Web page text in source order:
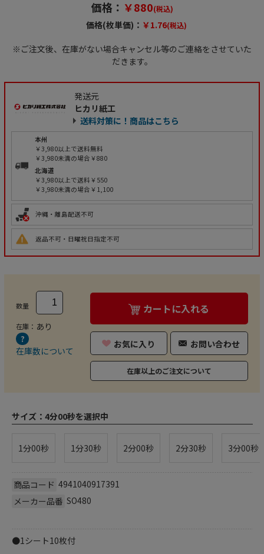
価格： ￥880(税込)
価格(枚単価)： ￥1.76(税込)
※ご注文後、在庫がない場合キャンセル等のご連絡をさせていた
だきます。
発送元
ヒカリ紙工
送料対策に！商品はこちら
本州
￥3,980以上で送料無料
￥3,980未満の場合￥880
北海道
￥3,980以上で送料￥550
￥3,980未満の場合￥1,100
沖縄・離島配送不可
返品不可・日曜祝日指定不可
数量
在庫： あり
在庫数について
カートに入れる
お気に入り お問い合わせ
在庫以上のご注文について
サイズ： 4分00秒を選択中
1分00秒 1分30秒 2分00秒 2分30秒 3分00秒
商品コード 4941040917391
メーカー品番 SO480
●1シート10枚付